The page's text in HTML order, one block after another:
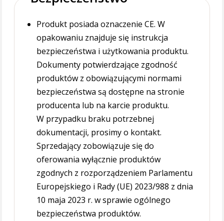
Produkt posiada oznaczenie CE. W
opakowaniu znajduje się instrukcja
bezpieczeństwa i użytkowania produktu.
Dokumenty potwierdzające zgodność
produktów z obowiązującymi normami
bezpieczeństwa są dostępne na stronie
producenta lub na karcie produktu.
W przypadku braku potrzebnej
dokumentacji, prosimy o kontakt.
Sprzedający zobowiązuje się do
oferowania wyłącznie produktów
zgodnych z rozporządzeniem Parlamentu
Europejskiego i Rady (UE) 2023/988 z dnia
10 maja 2023 r. w sprawie ogólnego
bezpieczeństwa produktów.